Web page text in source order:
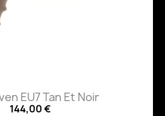
EU7 Tan Et Noir
144,00 €